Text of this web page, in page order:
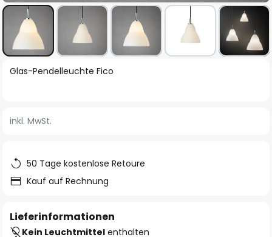
Zum
springen
Glas-Pendelleuchte Fico
inkl. MwSt.
50 Tage kostenlose Retoure
Kauf auf Rechnung
Lieferinformationen
Kein Leuchtmittel enthalten